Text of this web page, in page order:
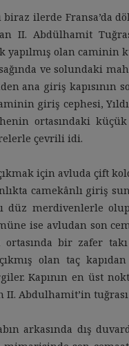
ilerde Fransa’da
II. Abdülhamit
olan caminin
ve solundaki
ana giriş
giriş cephesi,
ortasındaki
çevrili idi.
için avluda çift
camekânlı giriş
düz merdivenlerle
ise avludan son
bir zafer
olan taç
Kapının en üst
Abdulhamit’in tuğrası
arkasında dış